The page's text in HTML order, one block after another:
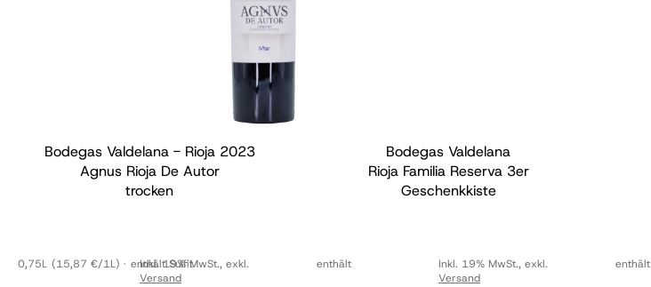
Bodegas Valdelana - Rioja 2023
Agnus Rioja De Autor
trocken
0,75L (15,87 €/1L) enthält Sulfit
Inkl. 19% MwSt., exkl.
Versand
Bodegas Valdelana
Rioja Familia Reserva 3er
Geschenkkiste
enthält Inkl. 19% MwSt., exkl.
Versand
enthält